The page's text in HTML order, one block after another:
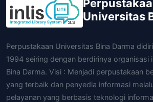
Universitas
Perpustakaan Universitas Bina Darma
1994 seiring dengan berdirinya organisasi
Bina Darma. Visi : Menjadi perpustakaan
yang terbaik dan penyedia informasi
pelayanan yang berbasis teknologi